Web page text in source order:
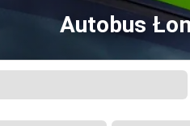
Autobus